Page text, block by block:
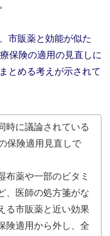
市販薬と効能が似た
保険の適用の見直しに
とめる考えが示されて
時に議論されている
保険適用見直しで
布薬や一部のビタミ
、医師の処方箋がな
る市販薬と近い効果
険適用から外し、全